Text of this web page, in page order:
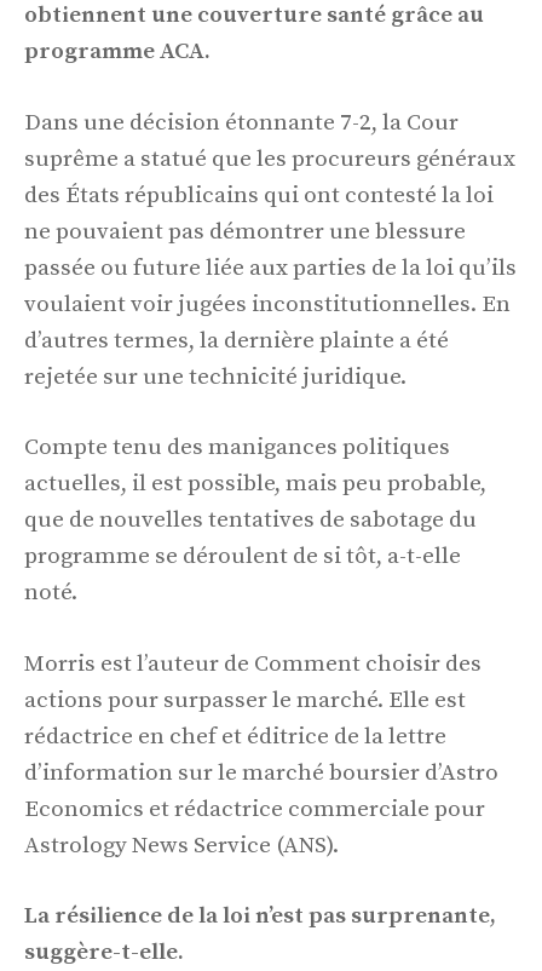
obtiennent une couverture santé grâce au
programme ACA.
Dans une décision étonnante 7-2, la Cour
suprême a statué que les procureurs généraux
des États républicains qui ont contesté la loi
ne pouvaient pas démontrer une blessure
passée ou future liée aux parties de la loi qu’ils
voulaient voir jugées inconstitutionnelles. En
d’autres termes, la dernière plainte a été
rejetée sur une technicité juridique.
Compte tenu des manigances politiques
actuelles, il est possible, mais peu probable,
que de nouvelles tentatives de sabotage du
programme se déroulent de si tôt, a-t-elle
noté.
Morris est l’auteur de Comment choisir des
actions pour surpasser le marché. Elle est
rédactrice en chef et éditrice de la lettre
d’information sur le marché boursier d’Astro
Economics et rédactrice commerciale pour
Astrology News Service (ANS).
La résilience de la loi n’est pas surprenante,
suggère-t-elle.